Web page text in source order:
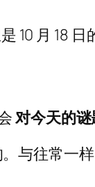
月 18 日
对今天的谜
与往常